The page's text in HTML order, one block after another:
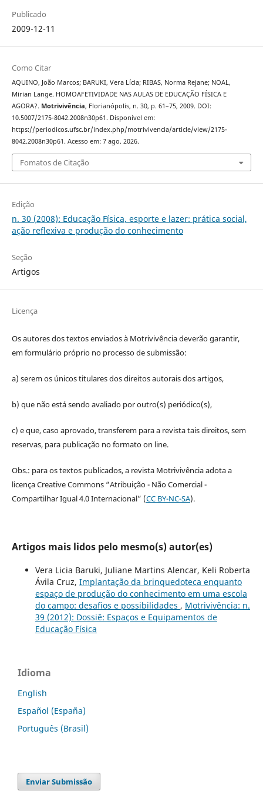
Publicado
2009-12-11
Como Citar
AQUINO, João Marcos; BARUKI, Vera Lícia; RIBAS, Norma Rejane; NOAL,
Mirian Lange. HOMOAFETIVIDADE NAS AULAS DE EDUCAÇÃO FÍSICA E
AGORA?. Motrivivência, Florianópolis, n. 30, p. 61–75, 2009. DOI:
10.5007/2175-8042.2008n30p61. Disponível em:
https://periodicos.ufsc.br/index.php/motrivivencia/article/view/2175-
8042.2008n30p61. Acesso em: 7 ago. 2026.
Fomatos de Citação
Edição
n. 30 (2008): Educação Física, esporte e lazer: prática social,
ação reflexiva e produção do conhecimento
Seção
Artigos
Licença
Os autores dos textos enviados à Motrivivência deverão garantir,
em formulário próprio no processo de submissão:
a) serem os únicos titulares dos direitos autorais dos artigos,
b) que não está sendo avaliado por outro(s) periódico(s),
c) e que, caso aprovado, transferem para a revista tais direitos, sem
reservas, para publicação no formato on line.
Obs.: para os textos publicados, a revista Motrivivência adota a
licença Creative Commons “Atribuição - Não Comercial -
Compartilhar Igual 4.0 Internacional” (CC BY-NC-SA).
Artigos mais lidos pelo mesmo(s) autor(es)
Vera Licia Baruki, Juliane Martins Alencar, Keli Roberta
Ávila Cruz, Implantação da brinquedoteca enquanto
espaço de produção do conhecimento em uma escola
do campo: desafios e possibilidades , Motrivivência: n.
39 (2012): Dossiê: Espaços e Equipamentos de
Educação Física
Idioma
English
Español (España)
Português (Brasil)
Enviar Submissão